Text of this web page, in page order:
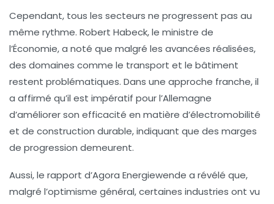
Cependant, tous les secteurs ne progressent pas au
même rythme. Robert Habeck, le ministre de
l’Économie, a noté que malgré les avancées réalisées,
des domaines comme le transport et le bâtiment
restent problématiques. Dans une approche franche, il
a affirmé qu’il est impératif pour l’Allemagne
d’améliorer son efficacité en matière d’électromobilité
et de construction durable, indiquant que des marges
de progression demeurent.
Aussi, le rapport d’Agora Energiewende a révélé que,
malgré l’optimisme général, certaines industries ont vu